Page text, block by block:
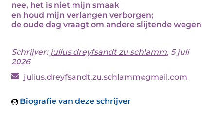
nee, het is niet mijn smaak
en houd mijn verlangen verborgen;
de oude dag vraagt om andere slijtende wegen
Schrijver: julius dreyfsandt zu schlamm, 5 juli
2026
julius.dreyfsandt.zu.schlamm gmail.com
Biografie van deze schrijver